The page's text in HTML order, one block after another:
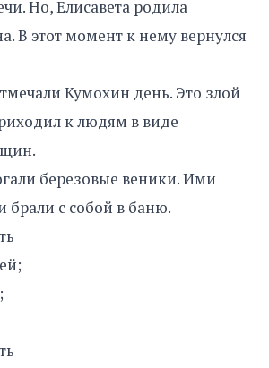
Но, Елисавета родила
В этот момент к нему вернулся
Кумохин день. Это злой
к людям в виде
березовые веники. Ими
брали с собой в баню.